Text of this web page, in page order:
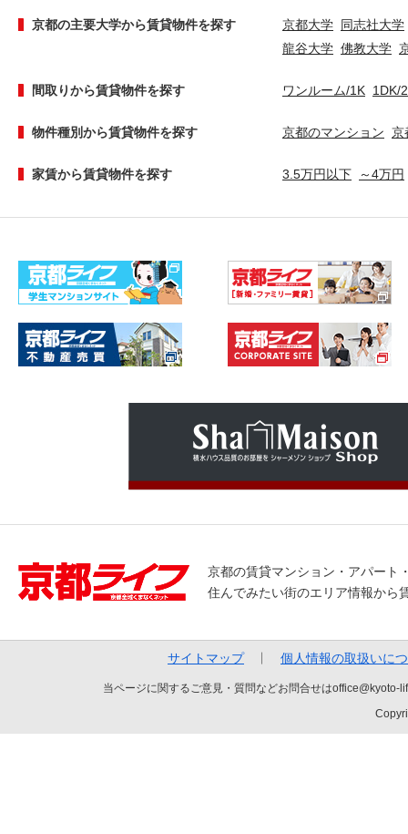
京都の主要大学から賃貸物件を探す 京都大学 同志社大学
龍谷大学 佛教大学
間取りから賃貸物件を探す ワンルーム/1K 1DK/
物件種別から賃貸物件を探す 京都のマンション 京
家賃から賃貸物件を探す 3.5万円以下 ～4万円
京都の賃貸マンション・アパート
住んでみたい街のエリア情報から
サイトマップ 個人情報の取扱いに
当ページに関するご意見・質問などお問合せは